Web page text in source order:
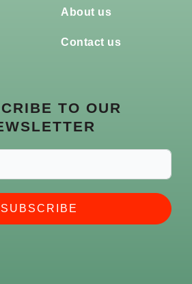
About us
Contact us
TO OUR
SUBSCRIBE